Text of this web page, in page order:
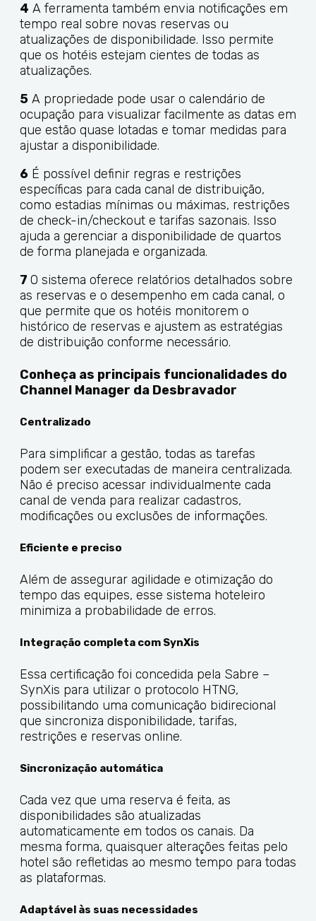
4 A ferramenta também envia notificações em
tempo real sobre novas reservas ou
atualizações de disponibilidade. Isso permite
que os hotéis estejam cientes de todas as
atualizações.
5 A propriedade pode usar o calendário de
ocupação para visualizar facilmente as datas em
que estão quase lotadas e tomar medidas para
ajustar a disponibilidade.
6 É possível definir regras e restrições
específicas para cada canal de distribuição,
como estadias mínimas ou máximas, restrições
de check-in/checkout e tarifas sazonais. Isso
ajuda a gerenciar a disponibilidade de quartos
de forma planejada e organizada.
7 O sistema oferece relatórios detalhados sobre
as reservas e o desempenho em cada canal, o
que permite que os hotéis monitorem o
histórico de reservas e ajustem as estratégias
de distribuição conforme necessário.
Conheça as principais funcionalidades do
Channel Manager da Desbravador
Centralizado
Para simplificar a gestão, todas as tarefas
podem ser executadas de maneira centralizada.
Não é preciso acessar individualmente cada
canal de venda para realizar cadastros,
modificações ou exclusões de informações.
Eficiente e preciso
Além de assegurar agilidade e otimização do
tempo das equipes, esse sistema hoteleiro
minimiza a probabilidade de erros.
Integração completa com SynXis
Essa certificação foi concedida pela Sabre –
SynXis para utilizar o protocolo HTNG,
possibilitando uma comunicação bidirecional
que sincroniza disponibilidade, tarifas,
restrições e reservas online.
Sincronização automática
Cada vez que uma reserva é feita, as
disponibilidades são atualizadas
automaticamente em todos os canais. Da
mesma forma, quaisquer alterações feitas pelo
hotel são refletidas ao mesmo tempo para todas
as plataformas.
Adaptável às suas necessidades